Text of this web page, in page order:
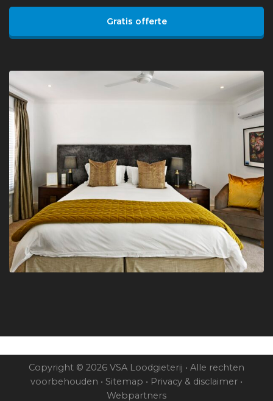
Gratis offerte
Copyright © 2026 VSA Loodgieterij • Alle rechten
voorbehouden • Sitemap • Privacy & disclaimer •
Webpartners